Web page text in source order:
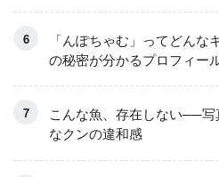
「んぽちゃむ」ってどん
の秘密が分かるプロフィー
こんな魚、存在しない──
なクンの違和感